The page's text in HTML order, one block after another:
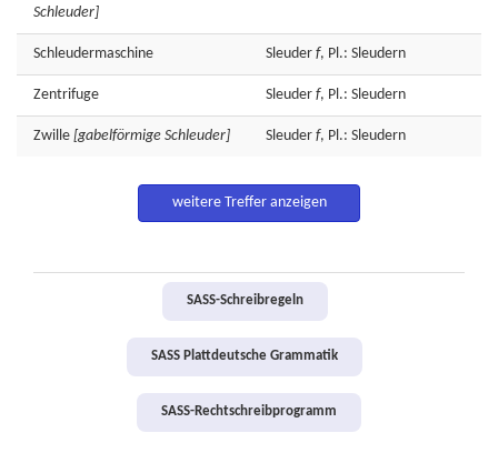
Schleuder]
Schleudermaschine Sleuder f, Pl.: Sleudern
Zentrifuge Sleuder f, Pl.: Sleudern
Zwille [gabelförmige Schleuder] Sleuder f, Pl.: Sleudern
weitere Treffer anzeigen
SASS-Schreibregeln
SASS Plattdeutsche Grammatik
SASS-Rechtschreibprogramm